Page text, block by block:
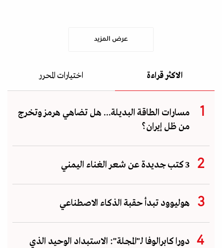
عرض المزيد
الاكثر قراءة اختيارات المحرر
مسارات الطاقة البديلة... هل تضاهي هرمز وتخرج
من ظل إيران؟
3 كتب جديدة عن شعر الغناء اليمني
هوليوود تبدأ حقبة الذكاء الاصطناعي
دورا كابرالوفا لـ"المجلة": الاستبداد الوحيد الذي